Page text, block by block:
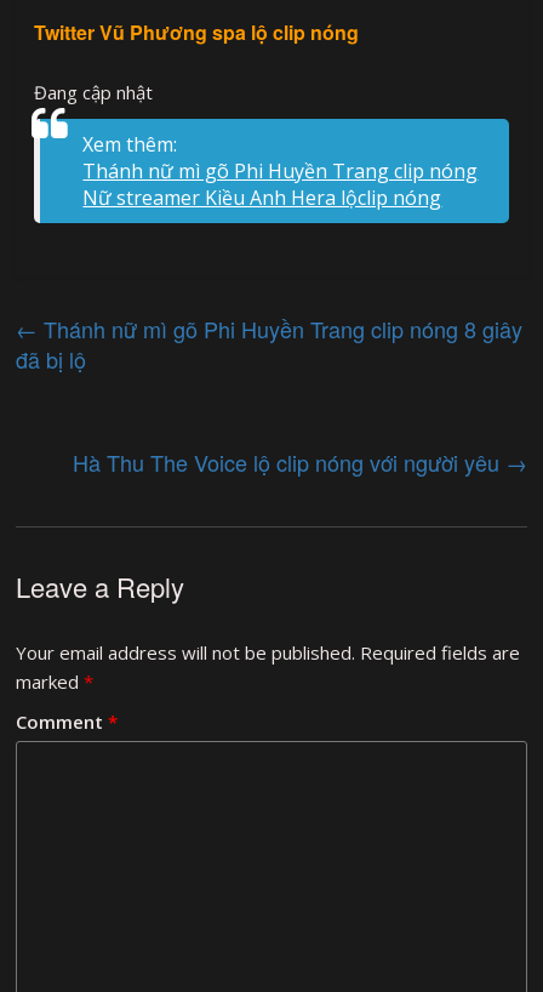
Twitter Vũ Phương spa lộ clip nóng
Đang cập nhật
Xem thêm:
Thánh nữ mì gõ Phi Huyền Trang clip nóng
Nữ streamer Kiều Anh Hera lộclip nóng
← Thánh nữ mì gõ Phi Huyền Trang clip nóng 8 giây
đã bị lộ
Hà Thu The Voice lộ clip nóng với người yêu →
Leave a Reply
Your email address will not be published. Required fields are
marked*
Comment*